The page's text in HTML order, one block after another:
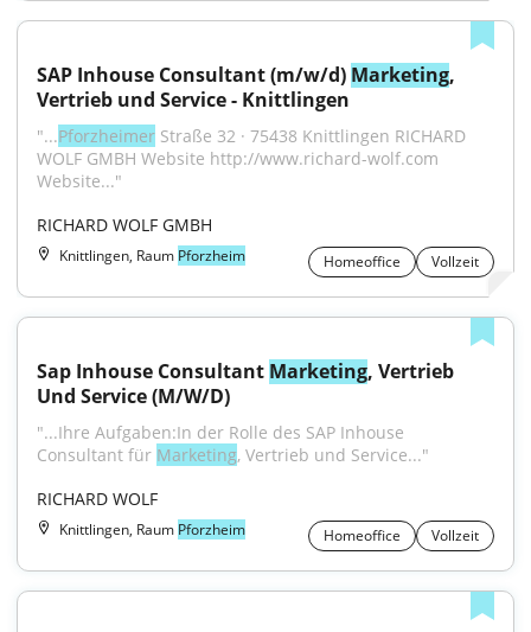
SAP Inhouse Consultant (m/w/d) Marketing,
Vertrieb und Service - Knittlingen
"...Pforzheimer Straße 32 · 75438 Knittlingen RICHARD
WOLF GMBH Website http://www.richard-wolf.com
Website..."
RICHARD WOLF GMBH
Knittlingen, Raum Pforzheim Homeoffice Vollzeit
Sap Inhouse Consultant Marketing, Vertrieb
Und Service (M/W/D)
"...Ihre Aufgaben:In der Rolle des SAP Inhouse
Consultant für Marketing, Vertrieb und Service..."
RICHARD WOLF
Knittlingen, Raum Pforzheim Homeoffice Vollzeit